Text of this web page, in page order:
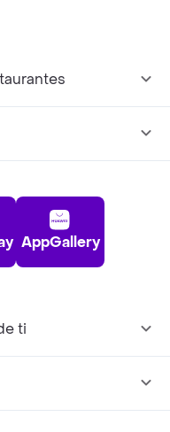
AppGallery
ti